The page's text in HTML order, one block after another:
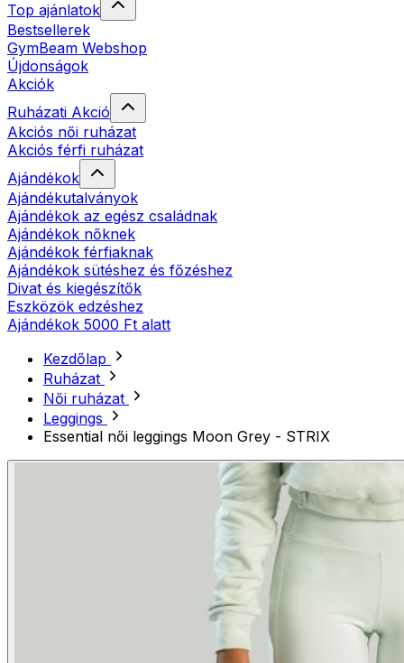
Top ajánlatok
Bestsellerek
GymBeam Webshop
Újdonságok
Akciók
Ruházati Akció
Akciós női ruházat
Akciós férfi ruházat
Ajándékok
Ajándékutalványok
Ajándékok az egész családnak
Ajándékok nőknek
Ajándékok férfiaknak
Ajándékok sütéshez és főzéshez
Divat és kiegészítők
Eszközök edzéshez
Ajándékok 5000 Ft alatt
Kezdőlap
Ruházat
Női ruházat
Leggings
Essential női leggings Moon Grey - STRIX